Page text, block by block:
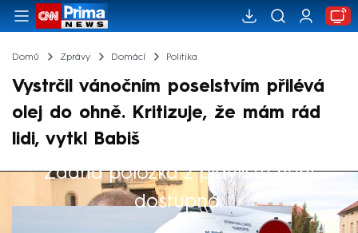
Domů Zprávy Domácí Politika
Vystrčil vánočním poselstvím přilévá
olej do ohně. Kritizuje, že mám rád
lidi, vytkl Babiš
Žádná položka z playlistu není
dostupná.
Výběr redakce